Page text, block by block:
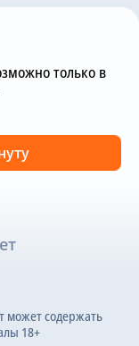
только в
может содержать
18+